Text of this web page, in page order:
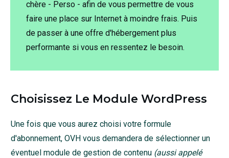
chère - Perso - afin de vous permettre de vous
faire une place sur Internet à moindre frais. Puis
de passer à une offre d'hébergement plus
performante si vous en ressentez le besoin.
Choisissez Le Module WordPress
Une fois que vous aurez choisi votre formule
d'abonnement, OVH vous demandera de sélectionner un
éventuel module de gestion de contenu (aussi appelé